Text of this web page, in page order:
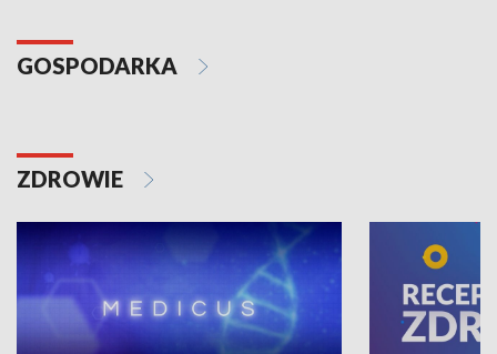
GOSPODARKA
ZDROWIE